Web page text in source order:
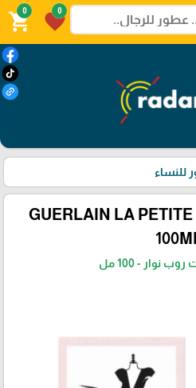
0
favorite
0
shopping_cart
للنساء
GUERLAIN LA
نوار - 100 مل